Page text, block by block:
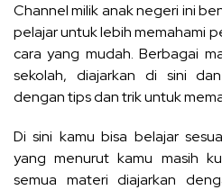
Channel milik anak negeri ini
pelajar untuk lebih memahami
cara yang mudah. Berbagai
sekolah, diajarkan di sini
dengan tips dan trik untuk
Di sini kamu bisa belajar
yang menurut kamu masih
semua materi diajarkan